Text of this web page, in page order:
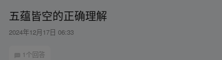
五蕴皆空的正确理解
2024年12月17日 06:33
1个回答